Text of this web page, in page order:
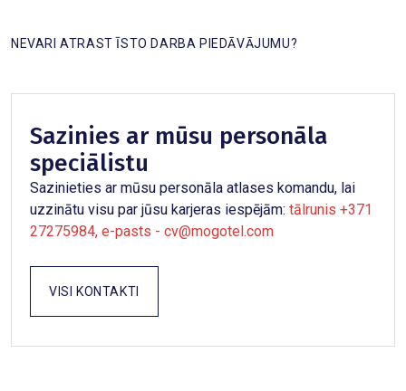
NEVARI ATRAST ĪSTO DARBA PIEDĀVĀJUMU?
Sazinies ar mūsu personāla
speciālistu
Sazinieties ar mūsu personāla atlases komandu, lai
uzzinātu visu par jūsu karjeras iespējām: tālrunis +371
27275984, e-pasts - cv@mogotel.com
VISI KONTAKTI